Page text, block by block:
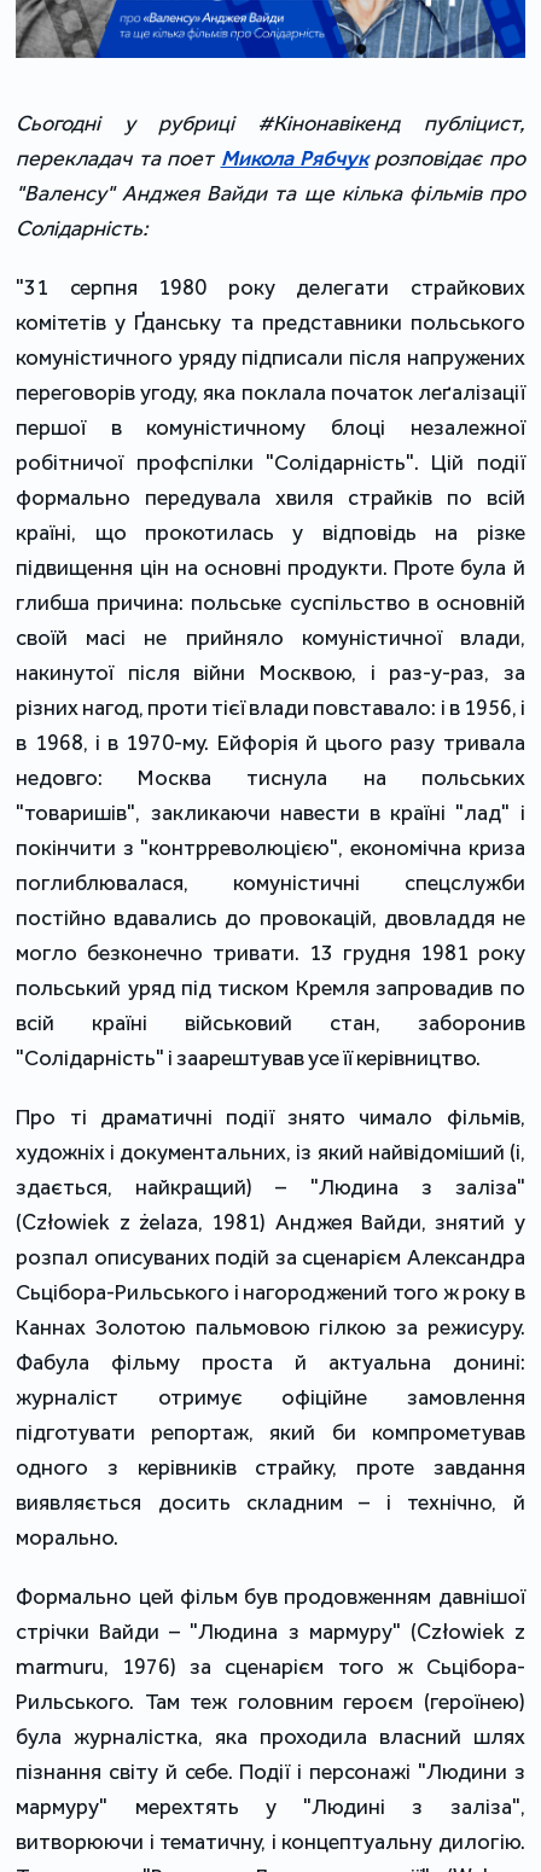
Сьогодні у рубриці #Кінонавікенд публіцист,
перекладач та поет Микола Рябчукрозповідає про
"Валенсу" Анджея Вайди та ще кілька фільмів про
Солідарність:
"31 серпня 1980 року делегати страйкових
комітетів у Ґданську та представники польського
комуністичного уряду підписали після напружених
переговорів угоду, яка поклала початок леґалізації
першої в комуністичному блоці незалежної
робітничої профспілки "Солідарність". Цій події
формально передувала хвиля страйків по всій
країні, що прокотилась у відповідь на різке
підвищення цін на основні продукти. Проте була й
глибша причина: польське суспільство в основній
своїй масі не прийняло комуністичної влади,
накинутої після війни Москвою, і раз-у-раз, за
різних нагод, проти тієї влади повставало: і в 1956, і
в 1968, і в 1970-му. Ейфорія й цього разу тривала
недовго: Москва тиснула на польських
"товаришів", закликаючи навести в країні "лад" і
покінчити з "контрреволюцією", економічна криза
поглиблювалася, комуністичні спецслужби
постійно вдавались до провокацій, двовладдя не
могло безконечно тривати. 13 грудня 1981 року
польський уряд під тиском Кремля запровадив по
всій країні військовий стан, заборонив
"Солідарність" і заарештував усе її керівництво.
Про ті драматичні події знято чимало фільмів,
художніх і документальних, із який найвідоміший (і,
здається, найкращий) – "Людина з заліза"
(Człowiek z żelaza, 1981) Анджея Вайди, знятий у
розпал описуваних подій за сценарієм Александра
Сьцібора-Рильського і нагороджений того ж року в
Каннах Золотою пальмовою гілкою за режисуру.
Фабула фільму проста й актуальна донині:
журналіст отримує офіційне замовлення
підготувати репортаж, який би компрометував
одного з керівників страйку, проте завдання
виявляється досить складним – і технічно, й
морально.
Формально цей фільм був продовженням давнішої
стрічки Вайди – "Людина з мармуру" (Człowiek z
marmuru, 1976) за сценарієм того ж Сьцібора-
Рильського. Там теж головним героєм (героїнею)
була журналістка, яка проходила власний шлях
пізнання світу й себе. Події і персонажі "Людини з
мармуру" мерехтять у "Людині з заліза",
витворюючи і тематичну, і концептуальну дилогію.